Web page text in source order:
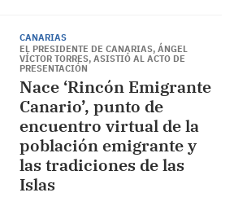
CANARIAS
EL PRESIDENTE DE CANARIAS, ÁNGEL
VÍCTOR TORRES, ASISTIÓ AL ACTO DE
PRESENTACIÓN
Nace ‘Rincón Emigrante
Canario’, punto de
encuentro virtual de la
población emigrante y
las tradiciones de las
Islas